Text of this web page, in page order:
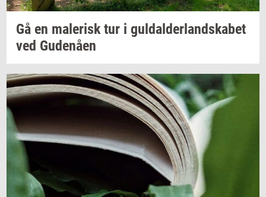
Gå en ma­le­risktur i gul­dal­der­land­ska­bet
ved Gu­denå­en